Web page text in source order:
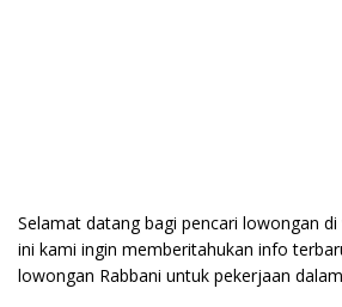
Selamat datang bagi pencari lowongan
ini kami ingin memberitahukan info
lowongan Rabbani untuk pekerjaan